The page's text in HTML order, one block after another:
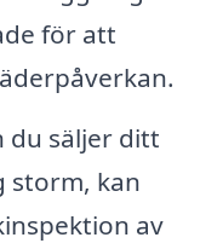
för att
du säljer ditt
storm, kan
av